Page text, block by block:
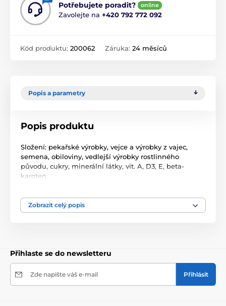
Potřebujete poradit? online
Zavolejte na +420 792 772 092
Kód produktu: 200062 Záruka: 24 měsíců
Popis a parametry
Popis produktu
Složení: pekařské výrobky, vejce a výrobky z vajec,
semena, obiloviny, vedlejší výrobky rostlinného
původu, cukry, minerální látky, vit. A, D3, E, beta-
karoten.
Krmný návod: podávat exotickému ptactvu dle
- v klidovém období krmit minimálně 2x týdně
- při páření až 3x denně přiměřené množství
Je třeba zajistit dostatek čerstvé pitné vody.
Zobrazit celý popis
Přihlaste se do newsletteru
Zde napište váš e-mail Přihlásit